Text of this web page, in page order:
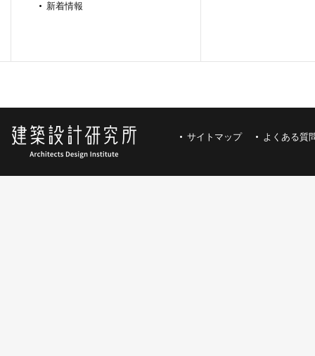
新着情報
サイトマップ よくある質